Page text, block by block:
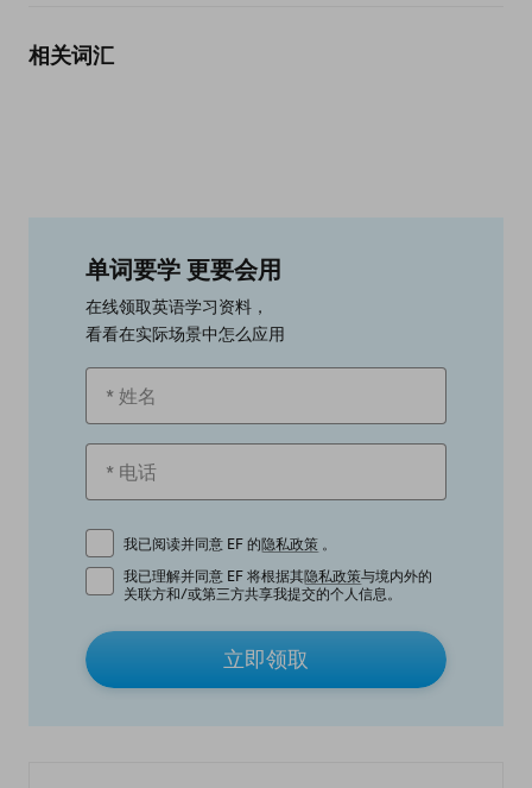
相关词汇
单词要学 更要会用
在线领取英语学习资料，
看看在实际场景中怎么应用
我已阅读并同意 EF 的隐私政策 。
我已理解并同意 EF 将根据其隐私政策与境内外的
关联方和/或第三方共享我提交的个人信息。
立即领取